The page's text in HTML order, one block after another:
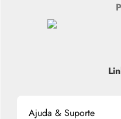
Ajuda & Suporte